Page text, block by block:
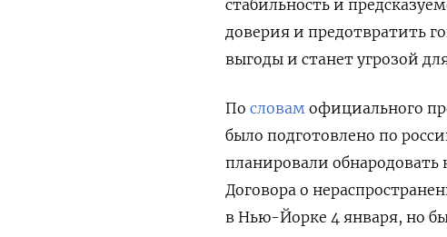
стабильность и
доверия и предотвратить
выгоды и станет угрозой
По словам официального
было подготовлено по
планировали
Договора о
в Нью-Йорке 4 января, но